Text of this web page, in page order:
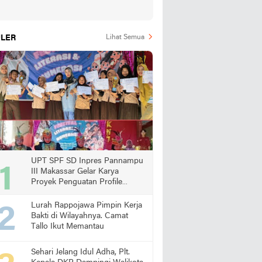
Lihat Semua
UPT SPF SD Inpres Pannampu
III Makassar Gelar Karya
Proyek Penguatan Profile
Lurah Rappojawa Pimpin Kerja
Bakti di Wilayahnya. Camat
Tallo Ikut Memantau
Sehari Jelang Idul Adha, Plt.